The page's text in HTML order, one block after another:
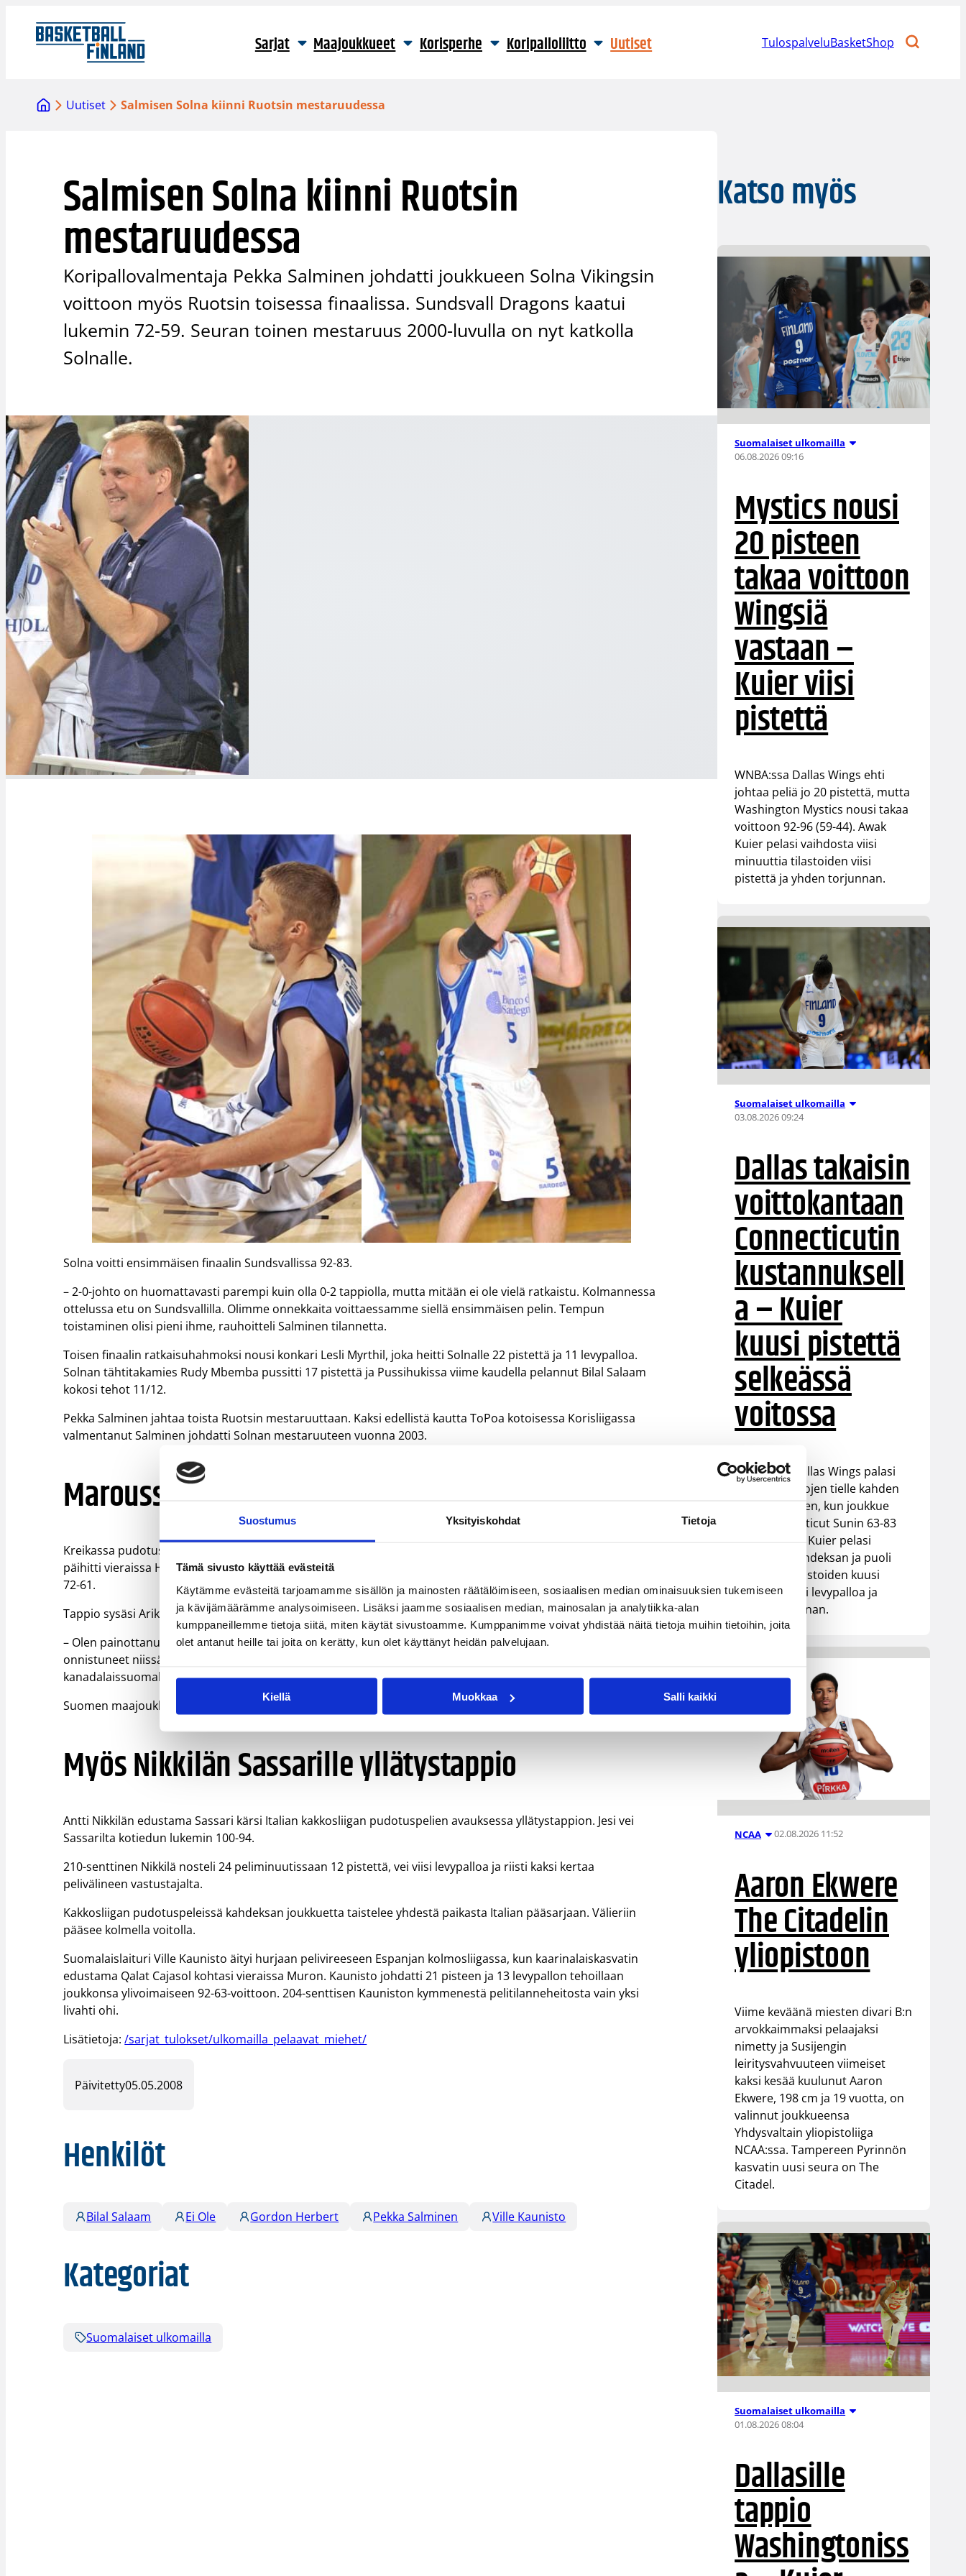
Suostumus Yksityiskohdat Tietoja
Tämä sivusto käyttää evästeitä
Käytämme evästeitä tarjoamamme sisällön ja mainosten räätälöimiseen, sosiaalisen median ominaisuuksien tukemiseen
ja kävijämäärämme analysoimiseen. Lisäksi jaamme sosiaalisen median, mainosalan ja analytiikka-alan
kumppaneillemme tietoja siitä, miten käytät sivustoamme. Kumppanimme voivat yhdistää näitä tietoja muihin tietoihin, joita
olet antanut heille tai joita on kerätty, kun olet käyttänyt heidän palvelujaan.
Kiellä Muokkaa Salli kaikki
sisältöön
Sarjat Maajoukkueet Korisperhe Koripalloliitto Uutiset TulospalveluBasketShop
Uutiset Salmisen Solna kiinni Ruotsin mestaruudessa
Salmisen Solna kiinni Ruotsin
mestaruudessa
Koripallovalmentaja Pekka Salminen johdatti joukkueen Solna Vikingsin
voittoon myös Ruotsin toisessa finaalissa. Sundsvall Dragons kaatui
lukemin 72-59. Seuran toinen mestaruus 2000-luvulla on nyt katkolla
Solnalle.
Solna voitti ensimmäisen finaalin Sundsvallissa 92-83.
– 2-0-johto on huomattavasti parempi kuin olla 0-2 tappiolla, mutta mitään ei ole vielä ratkaistu. Kolmannessa
ottelussa etu on Sundsvallilla. Olimme onnekkaita voittaessamme siellä ensimmäisen pelin. Tempun
toistaminen olisi pieni ihme, rauhoitteli Salminen tilannetta.
Toisen finaalin ratkaisuhahmoksi nousi konkari Lesli Myrthil, joka heitti Solnalle 22 pistettä ja 11 levypalloa.
Solnan tähtitakamies Rudy Mbemba pussitti 17 pistettä ja Pussihukissa viime kaudella pelannut Bilal Salaam
kokosi tehot 11/12.
Pekka Salminen jahtaa toista Ruotsin mestaruuttaan. Kaksi edellistä kautta ToPoa kotoisessa Korisliigassa
valmentanut Salminen johdatti Solnan mestaruuteen vuonna 2003.
Maroussi yllätti Ariksen pudotuspeliavauksessa
Kreikassa pudotuspelit käynnistyivät. Puolivälieräavauksien ainoasta yllätyksestä vastasi Maroussi, joka
päihitti vieraissa Hanno Möttölän edustaman Aris Thessalonikin. Ateenalaisen Maroussin voittoluvut kirjattiin
72-61.
Tappio sysäsi Ariksen heti selkä seinää vasten, sillä Kreikassa välieräpaikka heltiää kahdella voitolla.
– Olen painottanut kolmea asiaa koko vuoden; puolustusta, levypalloja ja pallon kierrättämistä. Emme
onnistuneet niissä ja Maroussi laittoi meidät maksamaan siitä kovan hinnan, kertoi Ariksen
kanadalaissuomalainen luotsi Gordon Herbert.
Suomen maajoukkuekapteeni Möttölä pelasi reilut 17 minuuttia, teki seitsemän pistettä ja riisti kahdesti.
Myös Nikkilän Sassarille yllätystappio
Antti Nikkilän edustama Sassari kärsi Italian kakkosliigan pudotuspelien avauksessa yllätystappion. Jesi vei
Sassarilta kotiedun lukemin 100-94.
210-senttinen Nikkilä nosteli 24 peliminuutissaan 12 pistettä, vei viisi levypalloa ja riisti kaksi kertaa
pelivälineen vastustajalta.
Kakkosliigan pudotuspeleissä kahdeksan joukkuetta taistelee yhdestä paikasta Italian pääsarjaan. Välieriin
pääsee kolmella voitolla.
Suomalaislaituri Ville Kaunisto äityi hurjaan pelivireeseen Espanjan kolmosliigassa, kun kaarinalaiskasvatin
edustama Qalat Cajasol kohtasi vieraissa Muron. Kaunisto johdatti 21 pisteen ja 13 levypallon tehoillaan
joukkonsa ylivoimaiseen 92-63-voittoon. 204-senttisen Kauniston kymmenestä pelitilanneheitosta vain yksi
livahti ohi.
Lisätietoja:/sarjat_tulokset/ulkomailla_pelaavat_miehet/
Päivitetty05.05.2008
Henkilöt
Bilal Salaam Ei Ole Gordon Herbert Pekka Salminen Ville Kaunisto
Kategoriat
Suomalaiset ulkomailla
Katso myös
Suomalaiset ulkomailla
06.08.2026 09:16
Mystics nousi
20 pisteen
takaa voittoon
Wingsiä
vastaan –
Kuier viisi
pistettä
WNBA:ssa Dallas Wings ehti
johtaa peliä jo 20 pistettä, mutta
Washington Mystics nousi takaa
voittoon 92-96 (59-44). Awak
Kuier pelasi vaihdosta viisi
minuuttia tilastoiden viisi
pistettä ja yhden torjunnan.
Suomalaiset ulkomailla
03.08.2026 09:24
Dallas takaisin
voittokantaan
Connecticutin
kustannuksell
a – Kuier
kuusi pistettä
selkeässä
voitossa
WNBA:ssa Dallas Wings palasi
takaisin voittojen tielle kahden
tappion jälkeen, kun joukkue
voitti Connecticut Sunin 63-83
(37-48). Awak Kuier pelasi
vaihdosta kahdeksan ja puoli
minuuttia tilastoiden kuusi
pistettä, kaksi levypalloa ja
yhden torjunnan.
NCAA 02.08.2026 11:52
Aaron Ekwere
The Citadelin
yliopistoon
Viime keväänä miesten divari B:n
arvokkaimmaksi pelaajaksi
nimetty ja Susijengin
leiritysvahvuuteen viimeiset
kaksi kesää kuulunut Aaron
Ekwere, 198 cm ja 19 vuotta, on
valinnut joukkueensa
Yhdysvaltain yliopistoliiga
NCAA:ssa. Tampereen Pyrinnön
kasvatin uusi seura on The
Citadel.
Suomalaiset ulkomailla
01.08.2026 08:04
Dallasille
tappio
Washingtoniss